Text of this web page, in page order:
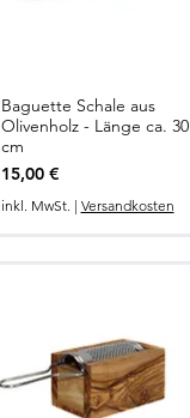
Schnellansicht
Baguette Schale aus
Olivenholz - Länge ca. 30
cm
Preis
15,00 €
inkl. MwSt. | Versandkosten